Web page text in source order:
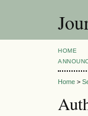
HOME
Home >